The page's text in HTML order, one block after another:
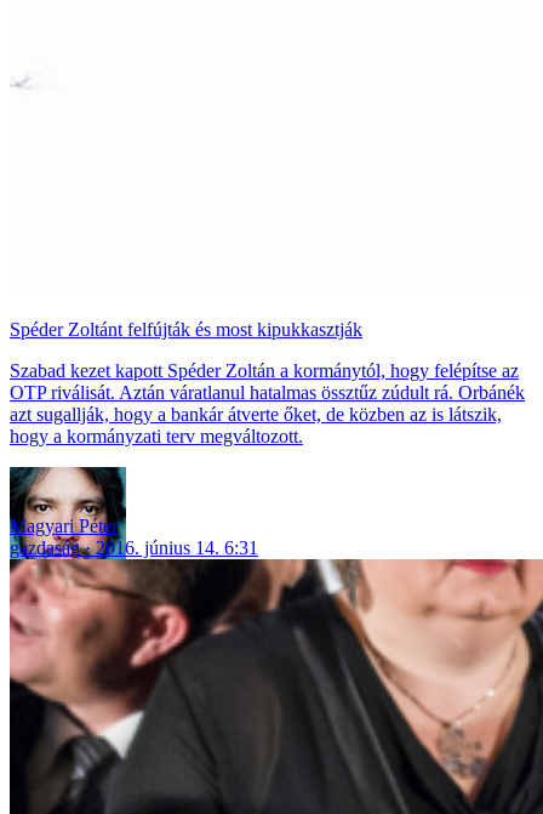
Spéder Zoltánt felfújták és most kipukkasztják
Szabad kezet kapott Spéder Zoltán a kormánytól, hogy felépítse az
OTP riválisát. Aztán váratlanul hatalmas össztűz zúdult rá. Orbánék
azt sugallják, hogy a bankár átverte őket, de közben az is látszik,
hogy a kormányzati terv megváltozott.
Magyari Péter
gazdaság
2016. június 14. 6:31